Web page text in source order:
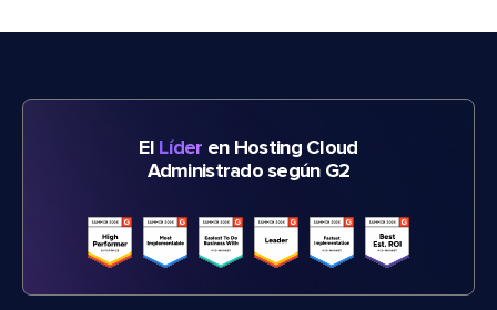
El Líder en Hosting Cloud
Administrado según G2